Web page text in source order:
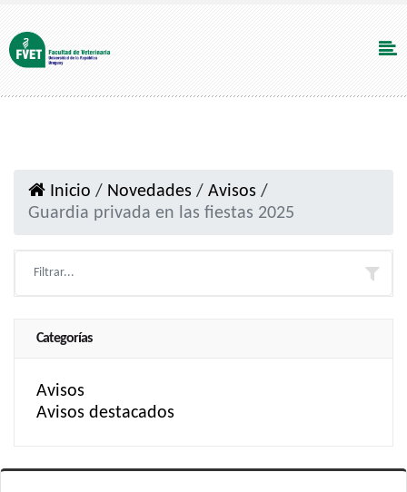
Inicio / Novedades / Avisos /
Guardia privada en las fiestas 2025
Categorías
Avisos
Avisos destacados